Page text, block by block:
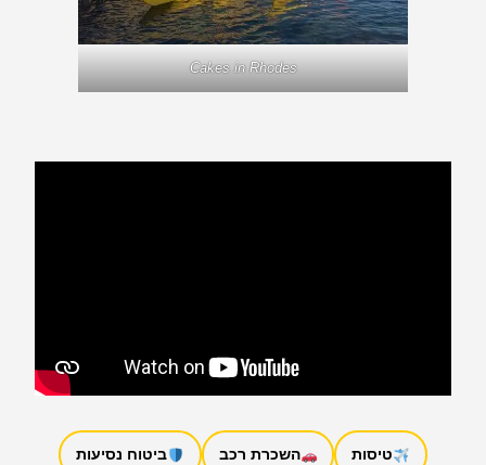
Cakes in Rhodes
טיסות השכרת רכב ביטוח נסיעות